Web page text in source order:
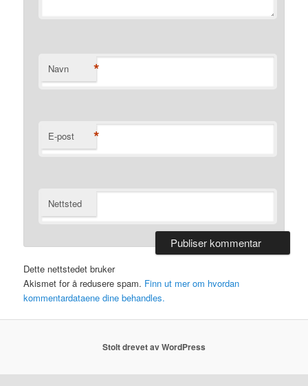
Navn *
E-post *
Nettsted
Dette nettstedet bruker
Akismet for å redusere spam. Finn ut mer om hvordan
kommentardataene dine behandles.
Stolt drevet av WordPress